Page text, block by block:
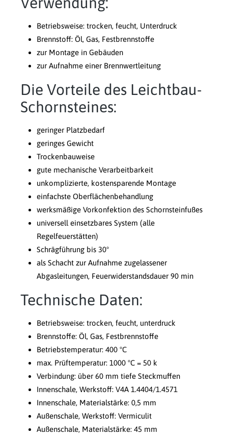
Betriebsweise: trocken, feucht, Unterdruck
Brennstoff: Öl, Gas, Festbrennstoffe
zur Montage in Gebäuden
zur Aufnahme einer Brennwertleitung
Die Vorteile des Leichtbau-
Schornsteines:
geringer Platzbedarf
geringes Gewicht
Trockenbauweise
gute mechanische Verarbeitbarkeit
unkomplizierte, kostensparende Montage
einfachste Oberflächenbehandlung
werksmäßige Vorkonfektion des Schornsteinfußes
universell einsetzbares System (alle
Regelfeuerstätten)
Schrägführung bis 30°
als Schacht zur Aufnahme zugelassener
Abgasleitungen, Feuerwiderstandsdauer 90 min
Technische Daten:
Betriebsweise: trocken, feucht, unterdruck
Brennstoffe: Öl, Gas, Festbrennstoffe
Betriebstemperatur: 400 °C
max. Prüftemperatur: 1000 °C = 50 k
Verbindung: über 60 mm tiefe Steckmuffen
Innenschale, Werkstoff: V4A 1.4404/1.4571
Innenschale, Materialstärke: 0,5 mm
Außenschale, Werkstoff: Vermiculit
Außenschale, Materialstärke: 45 mm